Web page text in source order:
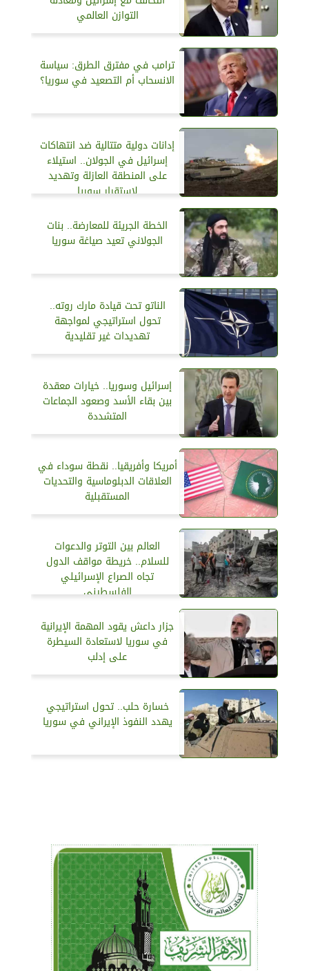
التوازن العالمي
ترامب في مفترق الطرق: سياسة
الانسحاب أم التصعيد في سوريا؟
إدانات دولية متتالية ضد انتهاكات
إسرائيل في الجولان.. استيلاء
على المنطقة العازلة وتهديد
لاستقرار سوريا
الخطة الجريئة للمعارضة.. بنات
الجولاني تعيد صياغة سوريا
الناتو تحت قيادة مارك روته..
تحول استراتيجي لمواجهة
تهديدات غير تقليدية
إسرائيل وسوريا.. خيارات معقدة
بين بقاء الأسد وصعود الجماعات
المتشددة
أمريكا وأفريقيا.. نقطة سوداء في
العلاقات الدبلوماسية والتحديات
المستقبلية
العالم بين التوتر والدعوات
للسلام.. خريطة مواقف الدول
تجاه الصراع الإسرائيلي
الفلسطيني
جزار داعش يقود المهمة الإيرانية
في سوريا لاستعادة السيطرة
على إدلب
خسارة حلب.. تحول استراتيجي
يهدد النفوذ الإيراني في سوريا